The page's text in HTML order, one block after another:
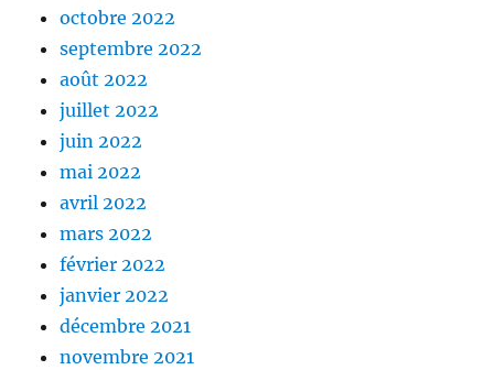
octobre 2022
septembre 2022
août 2022
juillet 2022
juin 2022
mai 2022
avril 2022
mars 2022
février 2022
janvier 2022
décembre 2021
novembre 2021